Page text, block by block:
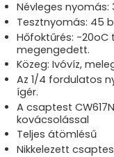
Névleges nyomás:
Tesztnyomás: 45
Hőfoktűrés: -20oC
megengedett.
Közeg: Ivóvíz,
Az 1/4 fordulatos
ígér.
A csaptest
kovácsolással
Teljes átömlésű
Nikkelezett